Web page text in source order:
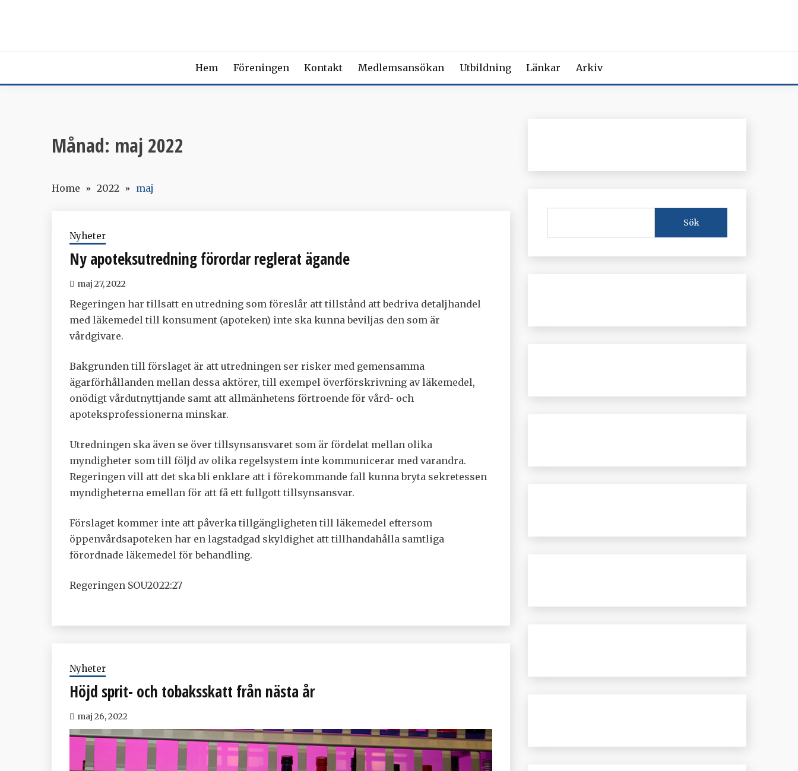
Hem Föreningen Kontakt Medlemsansökan Utbildning Länkar Arkiv
Månad: maj 2022
Home 2022 maj
Nyheter
Ny apoteksutredning förordar reglerat ägande
maj 27, 2022
Regeringen har tillsatt en utredning som föreslår att tillstånd att bedriva detaljhandel
med läkemedel till konsument (apoteken) inte ska kunna beviljas den som är
vårdgivare.
Bakgrunden till förslaget är att utredningen ser risker med gemensamma
ägarförhållanden mellan dessa aktörer, till exempel överförskrivning av läkemedel,
onödigt vårdutnyttjande samt att allmänhetens förtroende för vård- och
apoteksprofessionerna minskar.
Utredningen ska även se över tillsynsansvaret som är fördelat mellan olika
myndigheter som till följd av olika regelsystem inte kommunicerar med varandra.
Regeringen vill att det ska bli enklare att i förekommande fall kunna bryta sekretessen
myndigheterna emellan för att få ett fullgott tillsynsansvar.
Förslaget kommer inte att påverka tillgängligheten till läkemedel eftersom
öppenvårdsapoteken har en lagstadgad skyldighet att tillhandahålla samtliga
förordnade läkemedel för behandling.
Regeringen SOU2022:27
Nyheter
Höjd sprit- och tobaksskatt från nästa år
maj 26, 2022
Sök